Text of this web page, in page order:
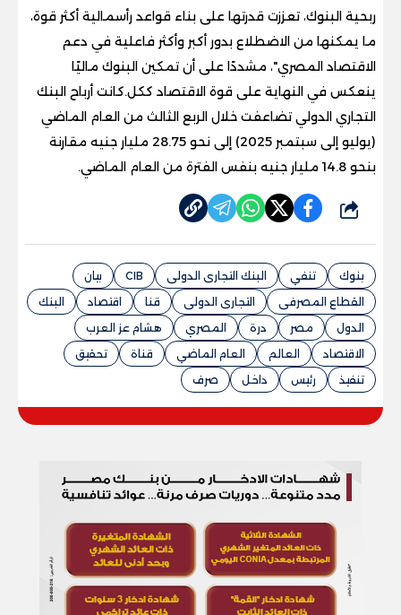
ربحية البنوك، تعززت قدرتها على بناء قواعد رأسمالية أكثر قوة،
ما يمكنها من الاضطلاع بدور أكبر وأكثر فاعلية في دعم
الاقتصاد المصري"، مشددًا على أن تمكين البنوك ماليًا
ينعكس في النهاية على قوة الاقتصاد ككل.كانت أرباح البنك
التجاري الدولي تضاعفت خلال الربع الثالث من العام الماضي
(يوليو إلى سبتمبر 2025) إلى نحو 28.75 مليار جنيه مقارنة
بنحو 14.8 مليار جنيه بنفس الفترة من العام الماضي.
شارك
بنوك تنفي البنك التجارى الدولى CIB
بيان
القطاع المصرفى
التجارى الدولى قنا اقتصاد
البنك
الدول
مصر درة المصري
هشام عز العرب
الاقتصاد
العالم العام الماضي قناة
تحقيق
تنفيذ
رئيس داخل صرف